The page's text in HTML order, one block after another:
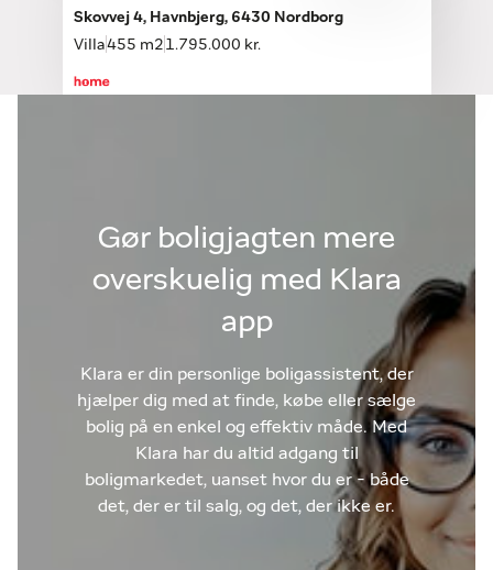
Skovvej 4, Havnbjerg, 6430 Nordborg
Villa455 m2 1.795.000 kr.
Gør boligjagten mere
overskuelig med Klara
app
Klara er din personlige boligassistent, der
hjælper dig med at finde, købe eller sælge
bolig på en enkel og effektiv måde. Med
Klara har du altid adgang til
boligmarkedet, uanset hvor du er - både
det, der er til salg, og det, der ikke er.